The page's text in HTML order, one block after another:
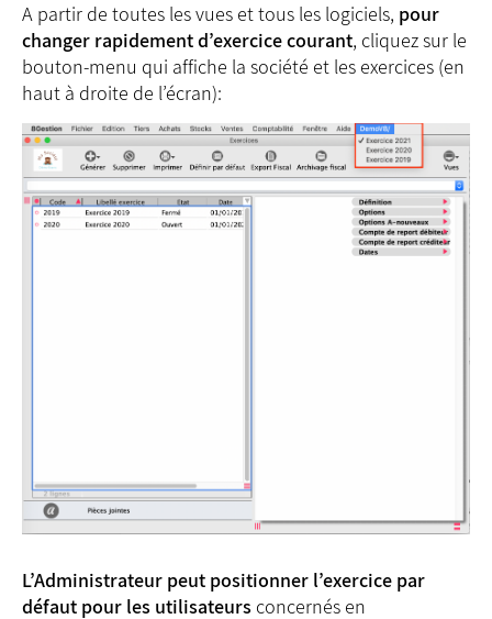
A partir de toutes les vues et tous les logiciels, pour
changer rapidement d’exercice courant, cliquez sur le
bouton-menu qui affiche la société et les exercices (en
haut à droite de l’écran):
L’Administrateur peut positionner l’exercice par
défaut pour les utilisateurs concernés en